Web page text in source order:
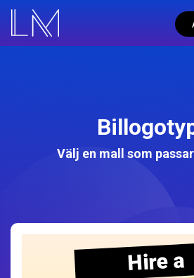
Välj en mall som
Hire a